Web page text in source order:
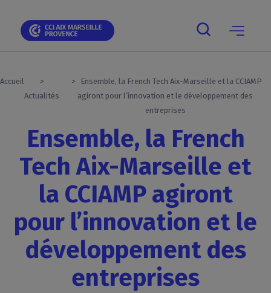
navigation
navigation
principal
mobile
Accueil
Actualités
Ensemble, la French Tech Aix-Marseille et la CCIAMP
agiront pour l’innovation et le développement des
entreprises
Ensemble, la French
Tech Aix-Marseille et
la CCIAMP agiront
pour l’innovation et le
développement des
entreprises